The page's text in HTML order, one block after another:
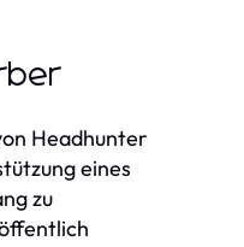
Headhunter
eines
zu